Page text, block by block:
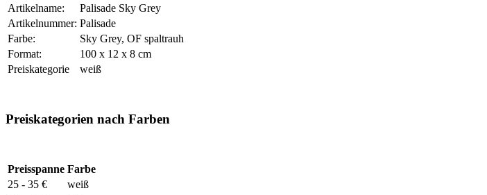
Artikelname:
Palisade Sky Grey
Artikelnummer: Palisade
Farbe:
Sky Grey, OF spaltrauh
Format:
100 x 12 x 8 cm
Preiskategorie
weiß
Preiskategorien nach Farben
Preisspanne Farbe
25 - 35 €
weiß